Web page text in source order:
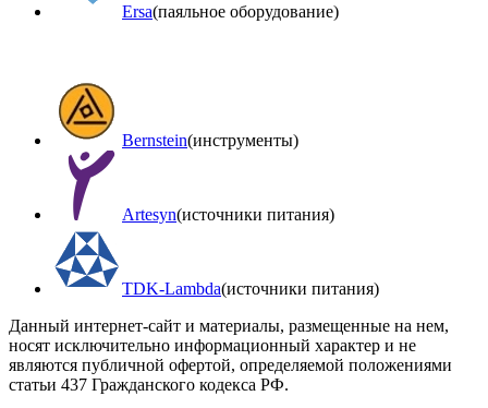
Ersa(паяльное оборудование)
Bernstein(инструменты)
Artesyn(источники питания)
TDK-Lambda(источники питания)
Данный интернет-сайт и материалы, размещенные на нем,
носят исключительно информационный характер и не
являются публичной офертой, определяемой положениями
статьи 437 Гражданского кодекса РФ.